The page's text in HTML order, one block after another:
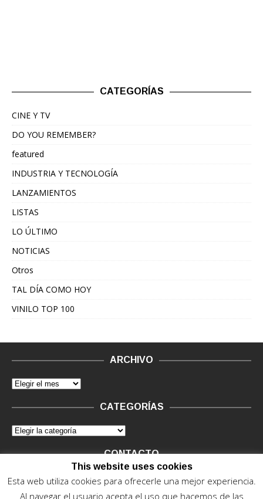
CATEGORÍAS
CINE Y TV
DO YOU REMEMBER?
featured
INDUSTRIA Y TECNOLOGÍA
LANZAMIENTOS
LISTAS
LO ÚLTIMO
NOTICIAS
Otros
TAL DÍA COMO HOY
VINILO TOP 100
ARCHIVO
CATEGORÍAS
CONTACTO
Vinilo Negro.Consultas de anunciantes y Legal, en vinilo at
This website uses cookies
Esta web utiliza cookies para ofrecerle una mejor experiencia.
Al navegar el usuario acepta el uso que hacemos de las